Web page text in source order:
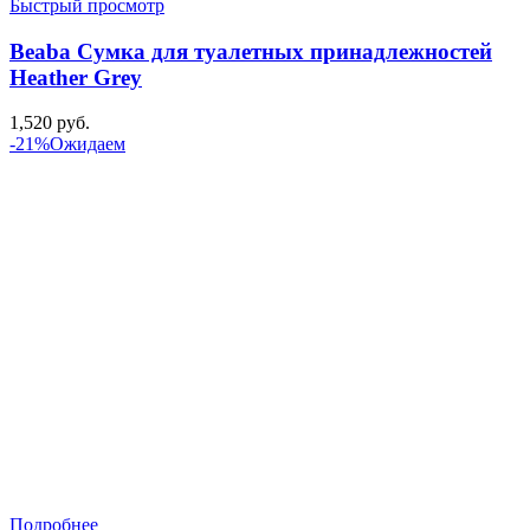
Быстрый просмотр
Beaba Сумка для туалетных принадлежностей
Heather Grey
1,520 руб.
-21%Ожидаем
Подробнее